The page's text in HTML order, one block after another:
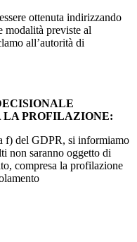
ottenuta indirizzando
modalità previste al
all’autorità di
LA PROFILAZIONE:
f) del GDPR, si informiamo
non saranno oggetto di
compresa la profilazione